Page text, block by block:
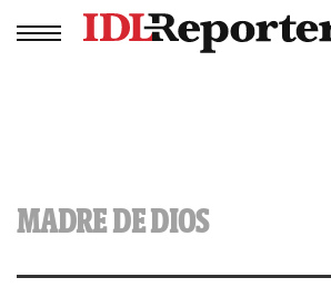
MADRE DE DIOS